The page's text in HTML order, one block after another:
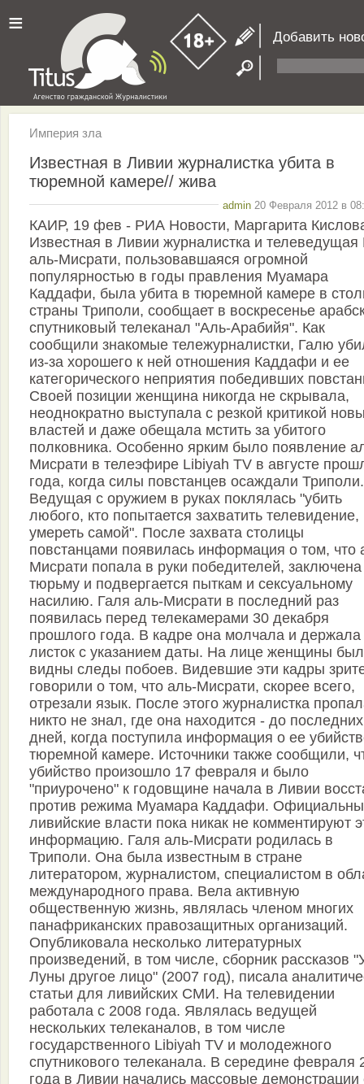
≡ Добавить
Империя зла
Известная в Ливии журналистка убита в
тюремной камере// жива
admin 20 Февраля 2012 в
КАИР, 19 фев - РИА Новости, Маргарита
Известная в Ливии журналистка и телеведущая
аль-Мисрати, пользовавшаяся огромной
популярностью в годы правления Муамара
Каддафи, была убита в тюремной камере в
страны Триполи, сообщает в воскресенье
спутниковый телеканал "Аль-Арабийя". Как
сообщили знакомые тележурналистки, Галю
из-за хорошего к ней отношения Каддафи и ее
категорического неприятия победивших
Своей позиции женщина никогда не скрывала,
неоднократно выступала с резкой критикой
властей и даже обещала мстить за убитого
полковника. Особенно ярким было появление
Мисрати в телеэфире Libiyah TV в августе
года, когда силы повстанцев осаждали Триполи.
Ведущая с оружием в руках поклялась "убить
любого, кто попытается захватить телевидение,
умереть самой". После захвата столицы
повстанцами появилась информация о том, что
Мисрати попала в руки победителей,
тюрьму и подвергается пыткам и сексуальному
насилию. Галя аль-Мисрати в последний раз
появилась перед телекамерами 30 декабря
прошлого года. В кадре она молчала и держала
листок с указанием даты. На лице женщины
видны следы побоев. Видевшие эти кадры
говорили о том, что аль-Мисрати, скорее всего,
отрезали язык. После этого журналистка
никто не знал, где она находится - до последних
дней, когда поступила информация о ее
тюремной камере. Источники также сообщили,
убийство произошло 17 февраля и было
"приурочено" к годовщине начала в Ливии
против режима Муамара Каддафи.
ливийские власти пока никак не комментируют
информацию. Галя аль-Мисрати родилась в
Триполи. Она была известным в стране
литератором, журналистом, специалистом в
международного права. Вела активную
общественную жизнь, являлась членом многих
панафриканских правозащитных организаций.
Опубликовала несколько литературных
произведений, в том числе, сборник рассказов
Луны другое лицо" (2007 год), писала
статьи для ливийских СМИ. На телевидении
работала с 2008 года. Являлась ведущей
нескольких телеканалов, в том числе
государственного Libiyah TV и молодежного
спутникового телеканала. В середине февраля
года в Ливии начались массовые демонстрации